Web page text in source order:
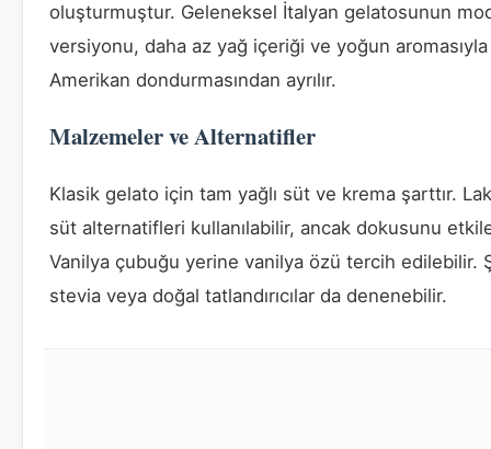
oluşturmuştur. Geleneksel İtalyan gelatosunun
versiyonu, daha az yağ içeriği ve yoğun aromasıyla
Amerikan dondurmasından ayrılır.
Malzemeler ve Alternatifler
Klasik gelato için tam yağlı süt ve krema şarttır.
süt alternatifleri kullanılabilir, ancak dokusunu
Vanilya çubuğu yerine vanilya özü tercih edilebilir.
stevia veya doğal tatlandırıcılar da denenebilir.